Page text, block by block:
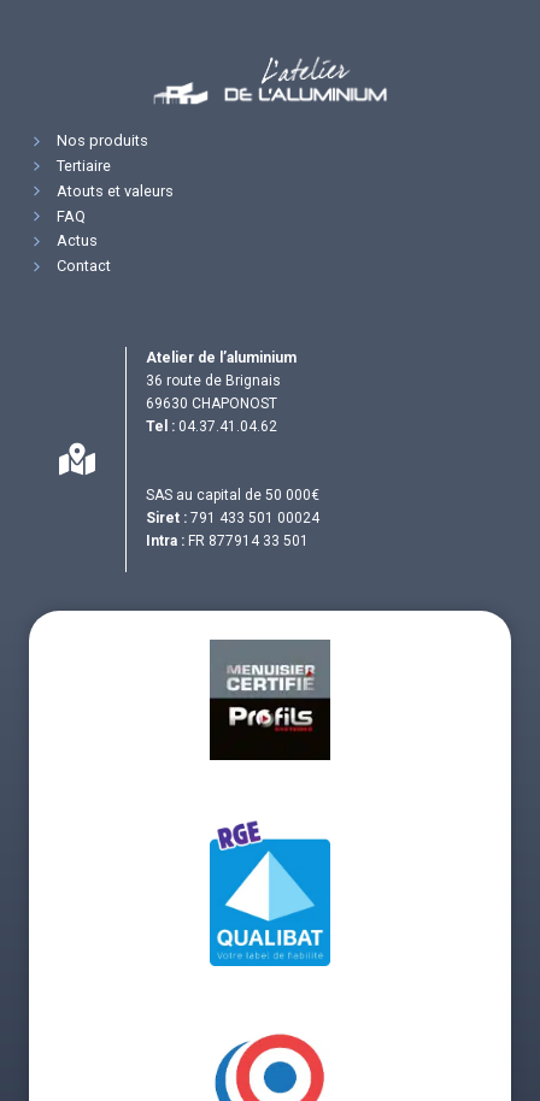
Nos produits
Tertiaire
Atouts et valeurs
FAQ
Actus
Contact
Atelier de l’aluminium
36 route de Brignais
69630 CHAPONOST
Tel : 04.37.41.04.62
SAS au capital de 50 000€
Siret : 791 433 501 00024
Intra : FR 877914 33 501